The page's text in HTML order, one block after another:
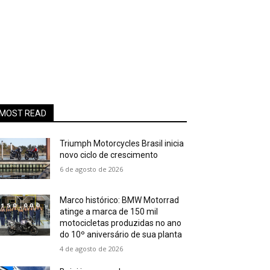
MOST READ
Triumph Motorcycles Brasil inicia
novo ciclo de crescimento
6 de agosto de 2026
Marco histórico: BMW Motorrad
atinge a marca de 150 mil
motocicletas produzidas no ano
do 10º aniversário de sua planta
4 de agosto de 2026